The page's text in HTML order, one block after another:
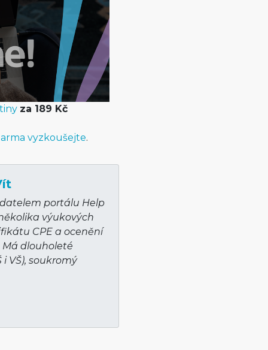
za 189 Kč
vyzkoušejte.
portálu Help
výukových
CPE a ocenění
Má dlouholeté
i VŠ), soukromý